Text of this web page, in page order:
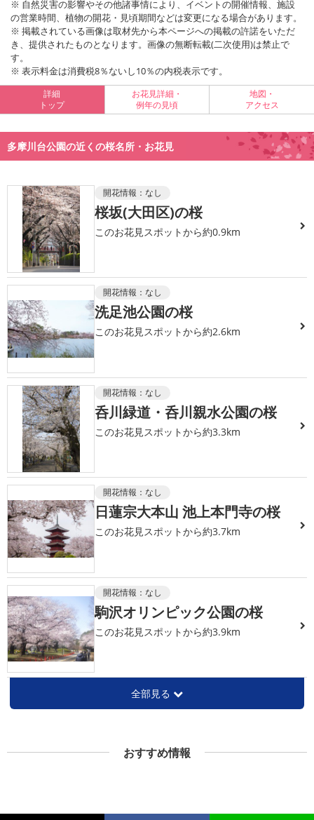
※ 自然災害の影響やその他諸事情により、イベントの開催情報、施設
の営業時間、植物の開花・見頃期間などは変更になる場合があります。
※ 掲載されている画像は取材先から本ページへの掲載の許諾をいただ
き、提供されたものとなります。画像の無断転載(二次使用)は禁止で
す。
※ 表示料金は消費税8％ないし10％の内税表示です。
詳細
トップ
お花見詳細・
例年の見頃
地図・
アクセス
多摩川台公園の近くの桜名所・お花見
開花情報： なし
桜坂(大田区)の桜
このお花見スポットから約0.9km
開花情報： なし
洗足池公園の桜
このお花見スポットから約2.6km
開花情報： なし
呑川緑道・呑川親水公園の桜
このお花見スポットから約3.3km
開花情報： なし
日蓮宗大本山 池上本門寺の桜
このお花見スポットから約3.7km
開花情報： なし
駒沢オリンピック公園の桜
このお花見スポットから約3.9km
全部見る
おすすめ情報